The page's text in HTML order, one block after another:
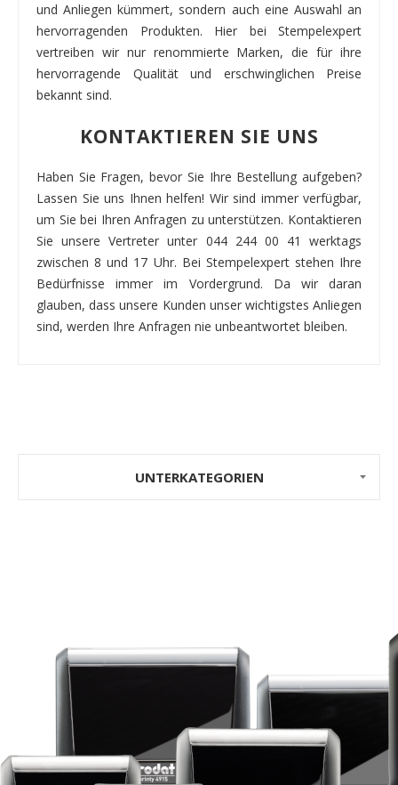
und Anliegen kümmert, sondern auch eine Auswahl an
hervorragenden Produkten. Hier bei Stempelexpert
vertreiben wir nur renommierte Marken, die für ihre
hervorragende Qualität und erschwinglichen Preise
bekannt sind.
KONTAKTIEREN SIE UNS
Haben Sie Fragen, bevor Sie Ihre Bestellung aufgeben?
Lassen Sie uns Ihnen helfen! Wir sind immer verfügbar,
um Sie bei Ihren Anfragen zu unterstützen. Kontaktieren
Sie unsere Vertreter unter 044 244 00 41 werktags
zwischen 8 und 17 Uhr. Bei Stempelexpert stehen Ihre
Bedürfnisse immer im Vordergrund. Da wir daran
glauben, dass unsere Kunden unser wichtigstes Anliegen
sind, werden Ihre Anfragen nie unbeantwortet bleiben.
UNTERKATEGORIEN